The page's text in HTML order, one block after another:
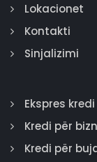
Lokacionet
Kontakti
Sinjalizimi
Ekspres kredi
Kredi për
Kredi për